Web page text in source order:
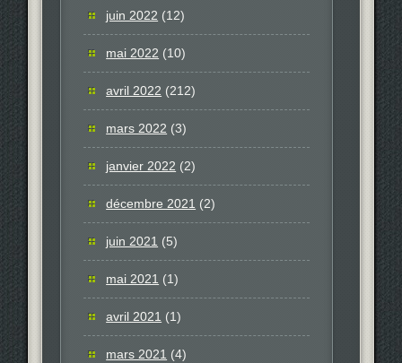
juin 2022 (12)
mai 2022 (10)
avril 2022 (212)
mars 2022 (3)
janvier 2022 (2)
décembre 2021 (2)
juin 2021 (5)
mai 2021 (1)
avril 2021 (1)
mars 2021 (4)